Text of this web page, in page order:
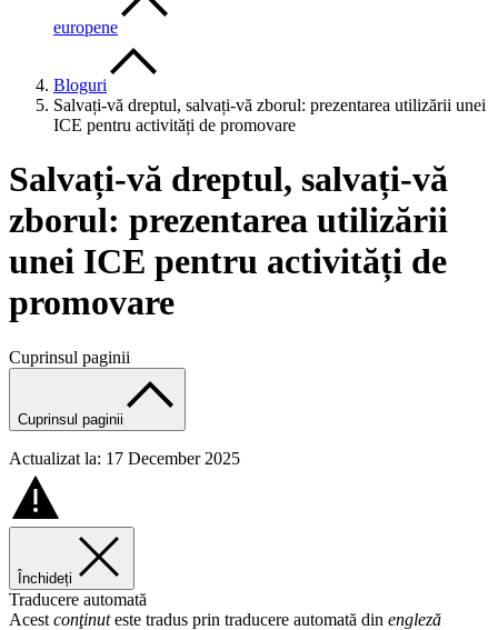
europene
Bloguri
Salvați-vă dreptul, salvați-vă zborul: prezentarea utilizării unei
ICE pentru activități de promovare
Salvați-vă dreptul, salvați-vă
zborul: prezentarea utilizării
unei ICE pentru activități de
promovare
Cuprinsul paginii
Cuprinsul paginii
Actualizat la: 17 December 2025
Închideți
Traducere automată
Acest conţinuteste tradus prin traducere automată din engleză